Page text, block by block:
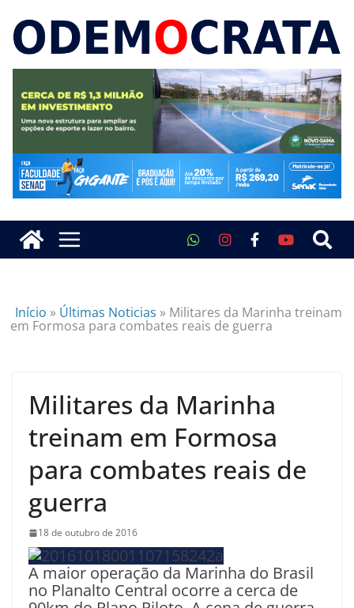
Início » Últimas Noticias » Militares da Marinha treinam
em Formosa para combates reais de guerra
Militares da Marinha
treinam em Formosa
para combates reais de
guerra
18 de outubro de 2016
A maior operação da Marinha do Brasil
no Planalto Central ocorre a cerca de